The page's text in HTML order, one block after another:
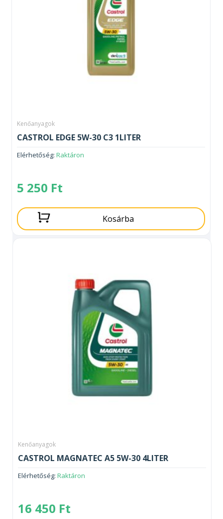
Kenőanyagok
CASTROL EDGE 5W-30 C3 1LITER
Elérhetőség: Raktáron
5 250 Ft
Kosárba
Kenőanyagok
CASTROL MAGNATEC A5 5W-30 4LITER
Elérhetőség: Raktáron
16 450 Ft